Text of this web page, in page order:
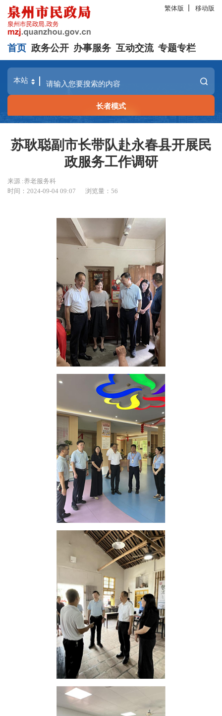
繁体版 移动版
首页 政务公开 办事服务 互动交流 专题专栏
长者模式
苏耿聪副市长带队赴永春县开展民
政服务工作调研
来源 :养老服务科
时间：2024-09-04 09:07
浏览量：56